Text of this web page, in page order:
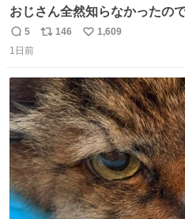
おじさん全然知らなかったの
（日向坂46）はマリサポだっ
っこりしていただいたので撮
ます！！
返
信
5
リ
ト
数
146
い
数
1,609
1日前